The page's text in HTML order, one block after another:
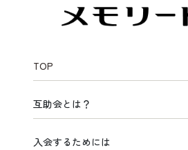
TOP
互助会とは？
入会するためには